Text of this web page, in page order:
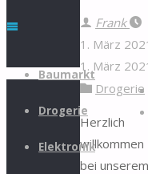
Zum
springen
Baumarkt
Drogerie
Elektronik
Frank
1. März
1. März
Drogerie
Herzlich
willkommen
bei unserem